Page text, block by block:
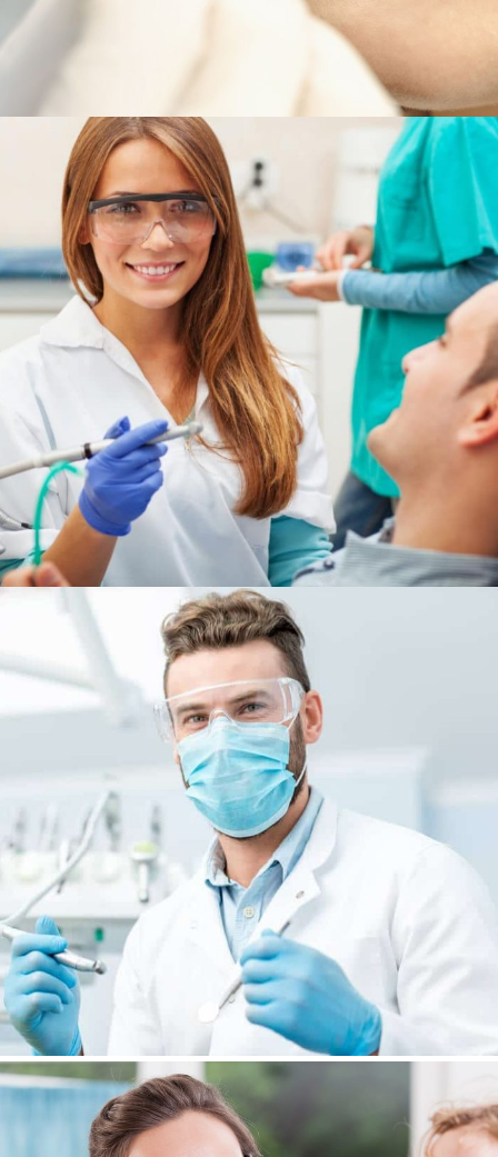
Oral Surgery
Antibiotic / Drugs
Tooth Extraction
Health Care
Oral Hygiene
Heart Rate